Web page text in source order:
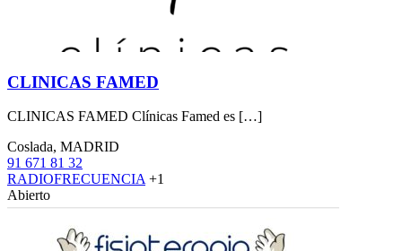
CLINICAS FAMED
CLINICAS FAMED Clínicas Famed es […]
Coslada, MADRID
91 671 81 32
RADIOFRECUENCIA +1
Abierto